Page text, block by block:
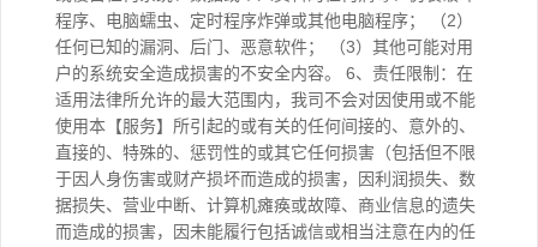
程序、电脑蠕虫、定时程序炸弹或其他电脑程序； （2）
任何已知的漏洞、后门、恶意软件； （3）其他可能对用
户的系统安全造成损害的不安全内容。 6、责任限制：在
适用法律所允许的最大范围内，我司不会对因使用或不能
使用本【服务】所引起的或有关的任何间接的、意外的、
直接的、特殊的、惩罚性的或其它任何损害（包括但不限
于因人身伤害或财产损坏而造成的损害，因利润损失、数
据损失、营业中断、计算机瘫痪或故障、商业信息的遗失
而造成的损害，因未能履行包括诚信或相当注意在内的任